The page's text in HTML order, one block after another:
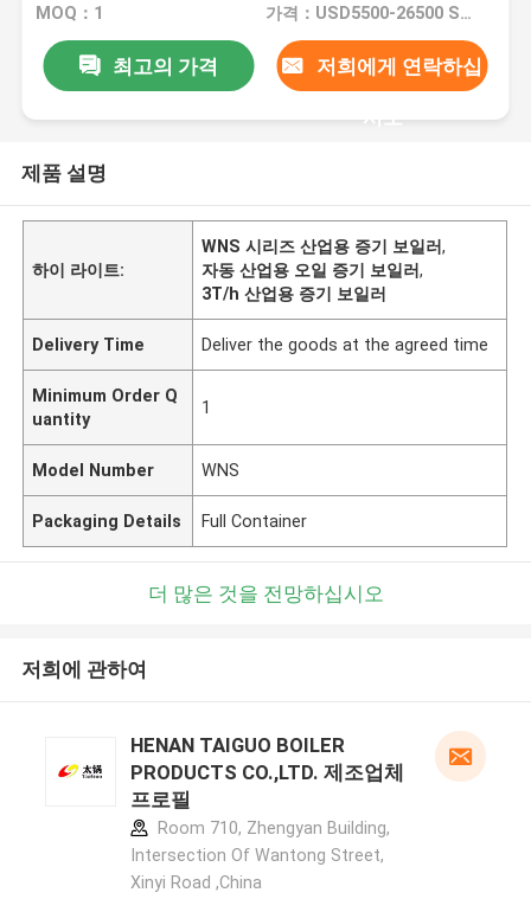
MOQ：1 가격：USD5500-26500 Set
최고의 가격 저희에게 연락하십
시오
제품 설명
하이 라이트:
WNS 시리즈 산업용 증기 보일러,
자동 산업용 오일 증기 보일러,
3T/h 산업용 증기 보일러
Delivery Time Deliver the goods at the agreed time
Minimum Order Q
uantity
1
Model Number WNS
Packaging Details Full Container
더 많은 것을 전망하십시오
저희에 관하여
HENAN TAIGUO BOILER
PRODUCTS CO.,LTD. 제조업체
프로필
Room 710, Zhengyan Building,
Intersection Of Wantong Street,
Xinyi Road ,China